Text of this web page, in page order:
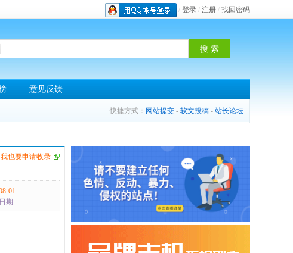
/ 登录 / 注册 / 找回密码
意见反馈
快捷方式： 网站提交 - 软文投稿 - 站长论坛
我也要申请收录
01
期